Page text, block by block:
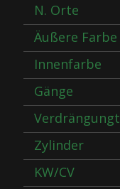
N. Orte
Äußere Farbe
Innenfarbe
Gänge
Verdrängungt
Zylinder
KW/CV